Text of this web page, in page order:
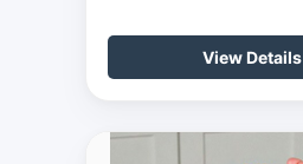
View Details